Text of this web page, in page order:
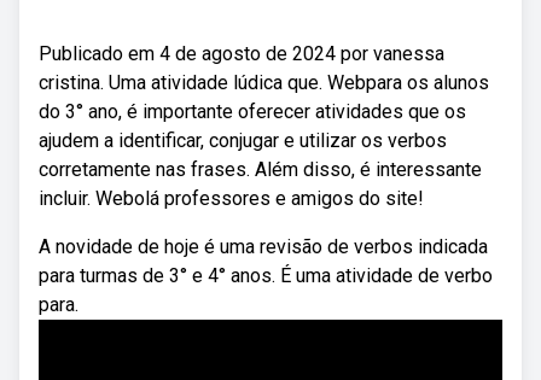
Publicado em 4 de agosto de 2024 por vanessa
cristina. Uma atividade lúdica que. Webpara os alunos
do 3° ano, é importante oferecer atividades que os
ajudem a identificar, conjugar e utilizar os verbos
corretamente nas frases. Além disso, é interessante
incluir. Webolá professores e amigos do site!
A novidade de hoje é uma revisão de verbos indicada
para turmas de 3° e 4° anos. É uma atividade de verbo
para.